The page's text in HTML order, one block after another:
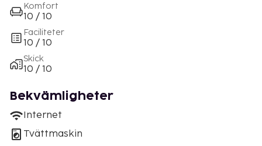
Komfort
10 / 10
Faciliteter
10 / 10
Skick
10 / 10
Bekvämligheter
Internet
Tvättmaskin